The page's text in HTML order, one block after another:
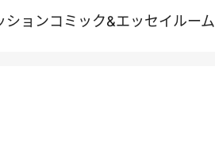
ションコミック&エッセイルーム